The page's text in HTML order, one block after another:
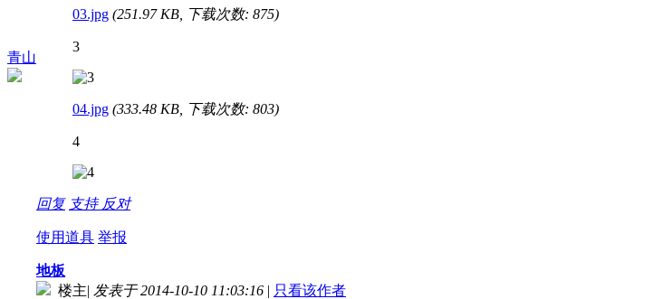
青山
03.jpg (251.97 KB, 下载次数: 875)
3
04.jpg (333.48 KB, 下载次数: 803)
4
回复 支持 反对
使用道具 举报
地板
楼主| 发表于 2014-10-10 11:03:16 | 只看该作者